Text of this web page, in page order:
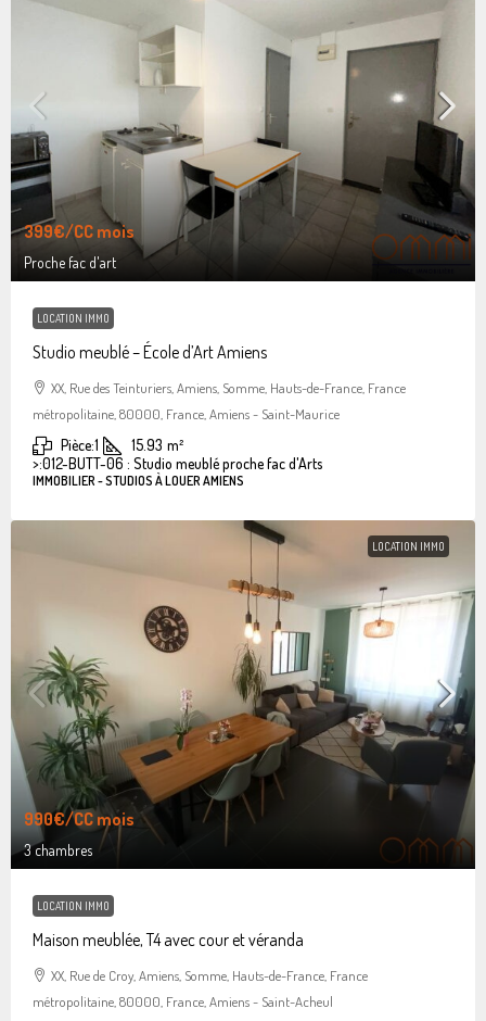
399€/CC mois
Proche fac d'art
LOCATION IMMO
Studio meublé – École d’Art Amiens
XX, Rue des Teinturiers, Amiens, Somme, Hauts-de-France, France
métropolitaine, 80000, France, Amiens - Saint-Maurice
Pièce:1 15.93 m²
>:012-BUTT-06 : Studio meublé proche fac d'Arts
IMMOBILIER - STUDIOS À LOUER AMIENS
LOCATION IMMO
990€/CC mois
3 chambres
LOCATION IMMO
Maison meublée, T4 avec cour et véranda
XX, Rue de Croy, Amiens, Somme, Hauts-de-France, France
métropolitaine, 80000, France, Amiens - Saint-Acheul